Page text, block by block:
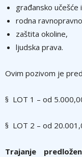
građansko
rodna
zaštita okoline,
ljudska prava.
Ovim pozivom je
§ LOT 1 – od
§ LOT 2 – od
Trajanje